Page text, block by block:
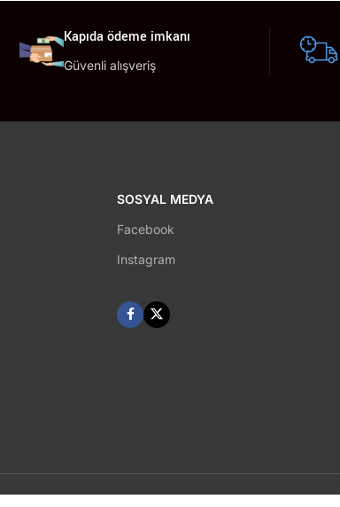
Kapıda ödeme imkanı
Güvenli alışveriş
SOSYAL MEDYA
Facebook
Instagram